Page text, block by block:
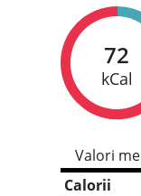
72
kCal
Valori
Calorii